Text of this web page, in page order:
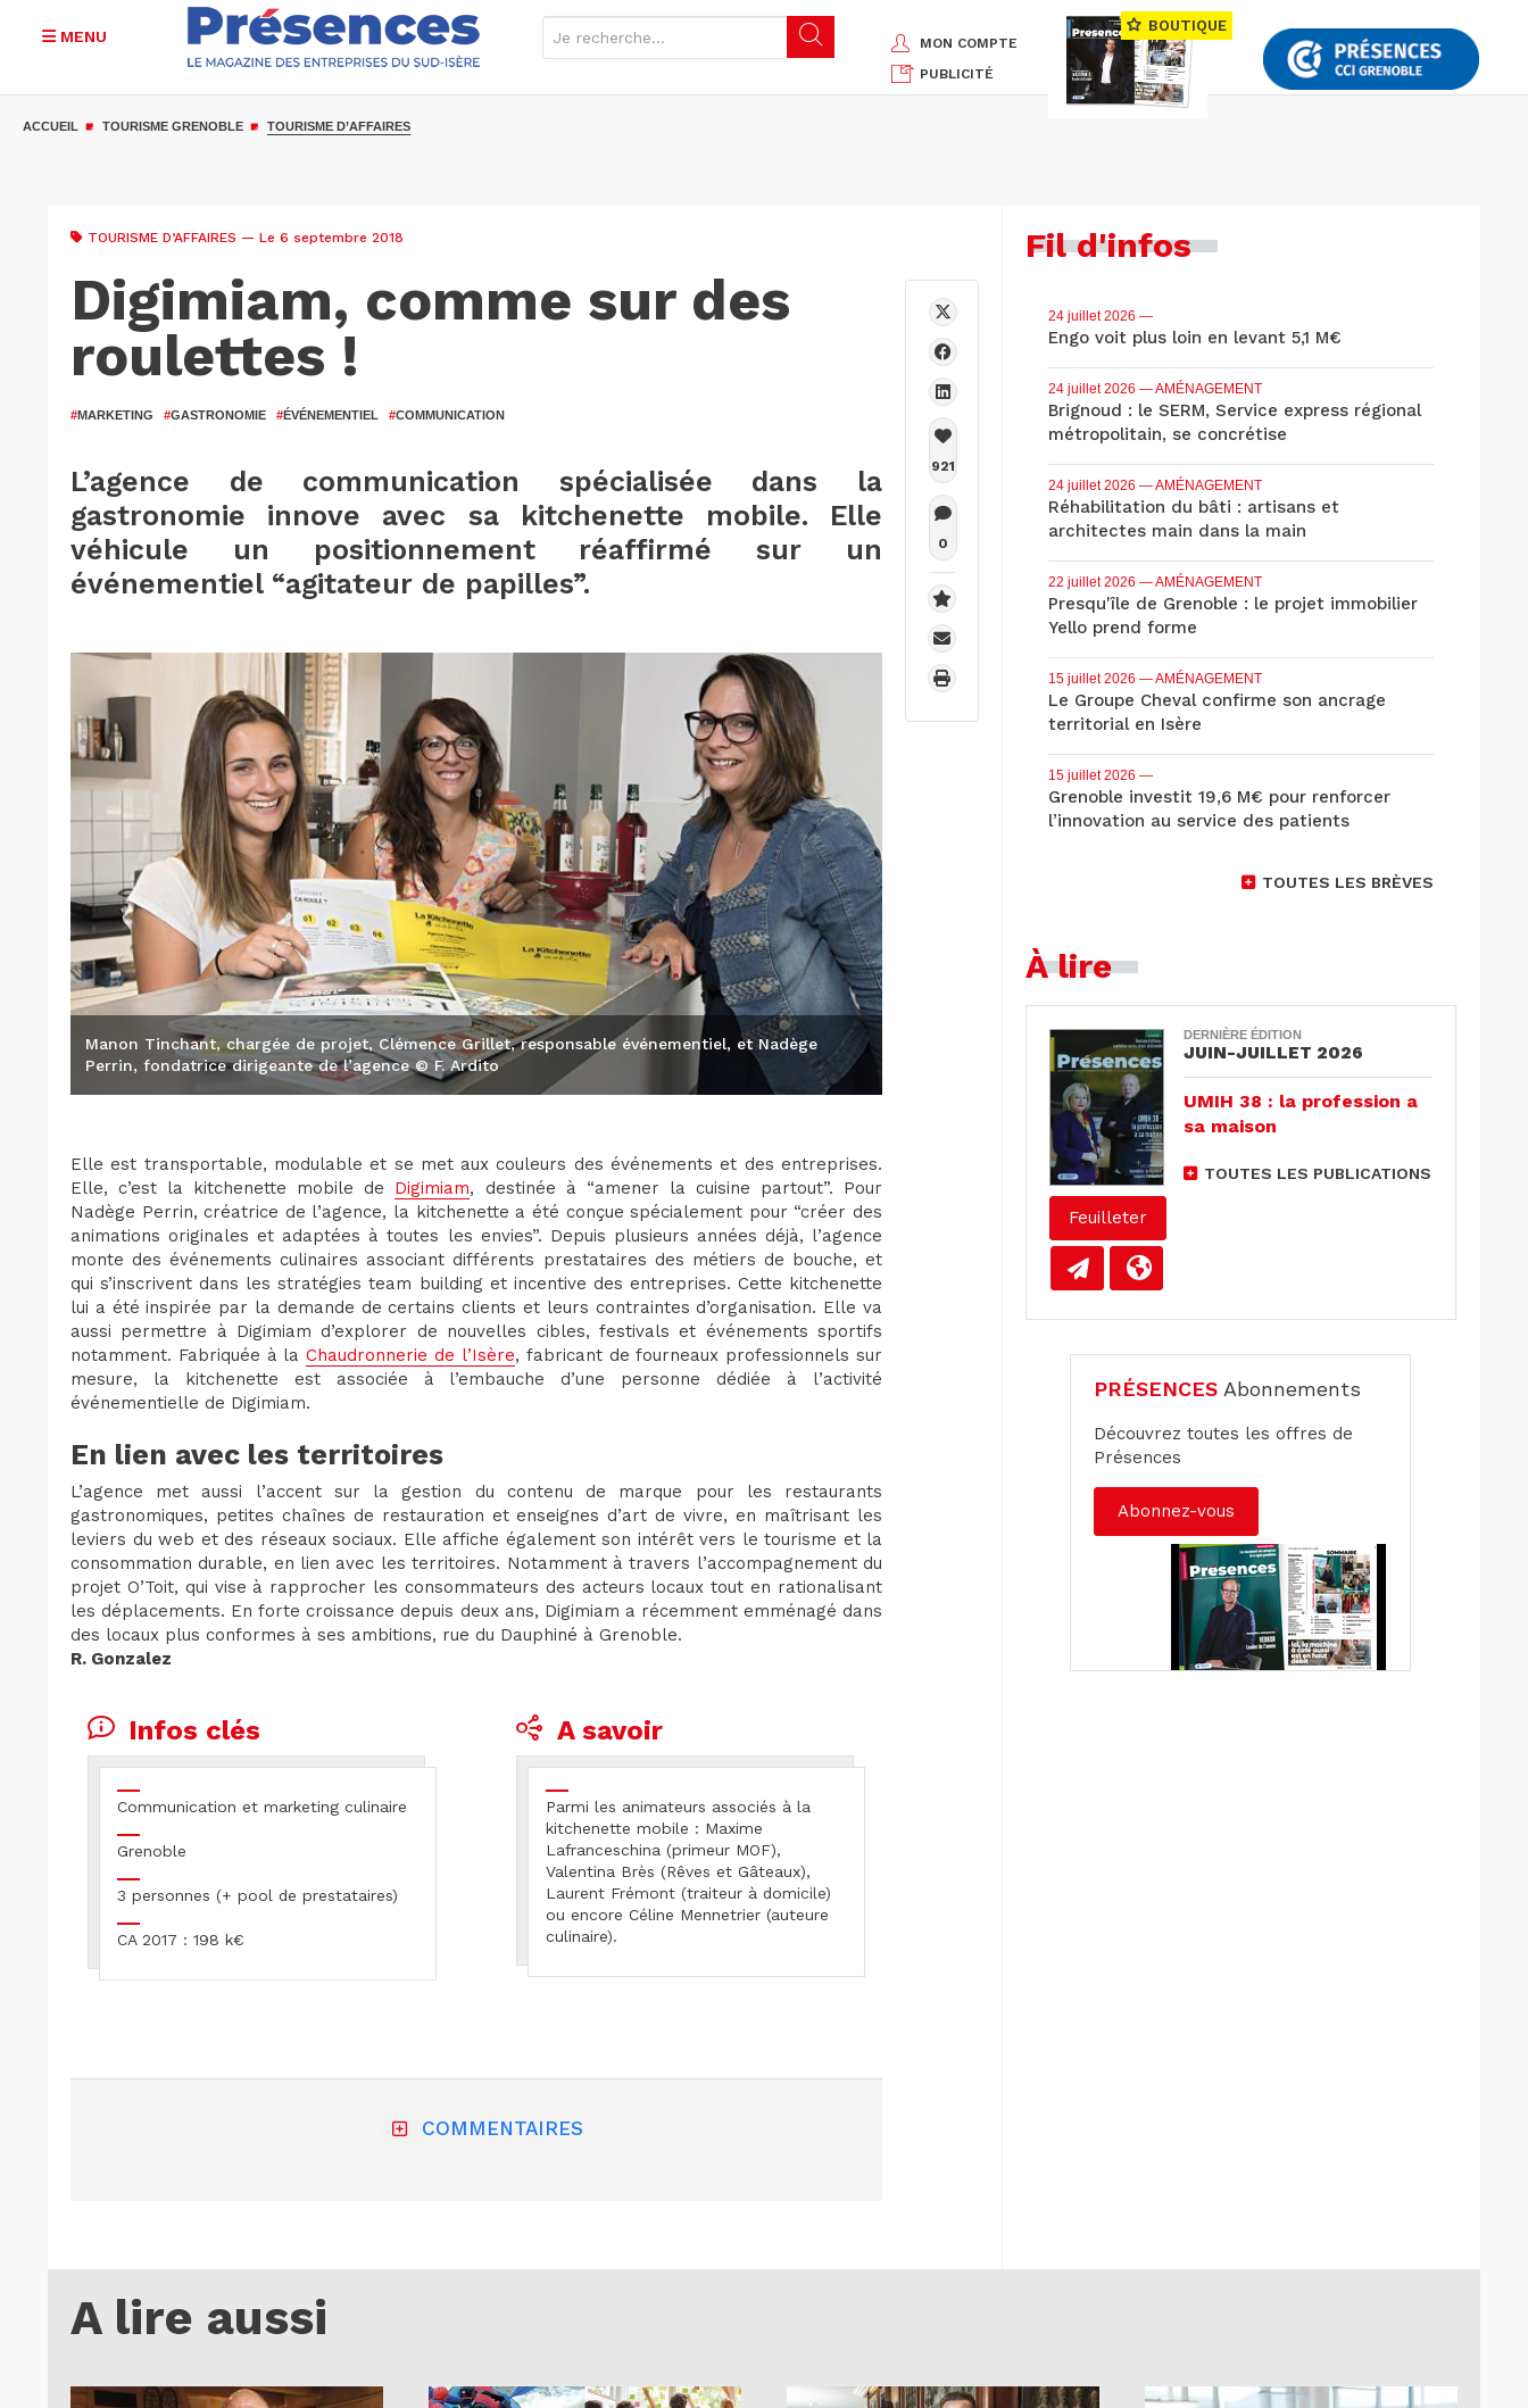
MENU
MON COMPTE
PUBLICITÉ
BOUTIQUE
ACCUEIL TOURISME GRENOBLE TOURISME D’AFFAIRES
TOURISME D’AFFAIRES — Le 6 septembre 2018
Digimiam, comme sur des
roulettes !
#MARKETING #GASTRONOMIE #ÉVÉNEMENTIEL #COMMUNICATION
L’agence de communication spécialisée dans la
gastronomie innove avec sa kitchenette mobile. Elle
véhicule un positionnement réaffirmé sur un
événementiel “agitateur de papilles”.
Manon Tinchant, chargée de projet, Clémence Grillet, responsable événementiel, et Nadège
Perrin, fondatrice dirigeante de l’agence © F. Ardito
Elle est transportable, modulable et se met aux couleurs des événements et des entreprises.
Elle, c’est la kitchenette mobile de Digimiam, destinée à “amener la cuisine partout”. Pour
Nadège Perrin, créatrice de l’agence, la kitchenette a été conçue spécialement pour “créer des
animations originales et adaptées à toutes les envies”. Depuis plusieurs années déjà, l’agence
monte des événements culinaires associant différents prestataires des métiers de bouche, et
qui s’inscrivent dans les stratégies team building et incentive des entreprises. Cette kitchenette
lui a été inspirée par la demande de certains clients et leurs contraintes d’organisation. Elle va
aussi permettre à Digimiam d’explorer de nouvelles cibles, festivals et événements sportifs
notamment. Fabriquée à laChaudronnerie de l’Isère, fabricant de fourneaux professionnels sur
mesure, la kitchenette est associée à l’embauche d’une personne dédiée à l’activité
événementielle de Digimiam.
En lien avec les territoires
L’agence met aussi l’accent sur la gestion du contenu de marque pour les restaurants
gastronomiques, petites chaînes de restauration et enseignes d’art de vivre, en maîtrisant les
leviers du web et des réseaux sociaux. Elle affiche également son intérêt vers le tourisme et la
consommation durable, en lien avec les territoires. Notamment à travers l’accompagnement du
projet O’Toit, qui vise à rapprocher les consommateurs des acteurs locaux tout en rationalisant
les déplacements. En forte croissance depuis deux ans, Digimiam a récemment emménagé dans
des locaux plus conformes à ses ambitions, rue du Dauphiné à Grenoble.
R. Gonzalez
Infos clés
Communication et marketing culinaire
Grenoble
3 personnes (+ pool de prestataires)
CA 2017 : 198 k€
A savoir
Parmi les animateurs associés à la
kitchenette mobile : Maxime
Lafranceschina (primeur MOF),
Valentina Brès (Rêves et Gâteaux),
Laurent Frémont (traiteur à domicile)
ou encore Céline Mennetrier (auteure
culinaire).
COMMENTAIRES
921
0
Fil d'infos
24 juillet 2026 —
Engo voit plus loin en levant 5,1 M€
24 juillet 2026 — AMÉNAGEMENT
Brignoud : le SERM, Service express régional
métropolitain, se concrétise
24 juillet 2026 — AMÉNAGEMENT
Réhabilitation du bâti : artisans et
architectes main dans la main
22 juillet 2026 — AMÉNAGEMENT
Presqu'île de Grenoble : le projet immobilier
Yello prend forme
15 juillet 2026 — AMÉNAGEMENT
Le Groupe Cheval confirme son ancrage
territorial en Isère
15 juillet 2026 —
Grenoble investit 19,6 M€ pour renforcer
l’innovation au service des patients
TOUTES LES BRÈVES
À lire
Feuilleter
DERNIÈRE ÉDITION
JUIN-JUILLET 2026
UMIH 38 : la profession a
sa maison
TOUTES LES PUBLICATIONS
PRÉSENCES Abonnements
Découvrez toutes les offres de
Présences
Abonnez-vous
A lire aussi